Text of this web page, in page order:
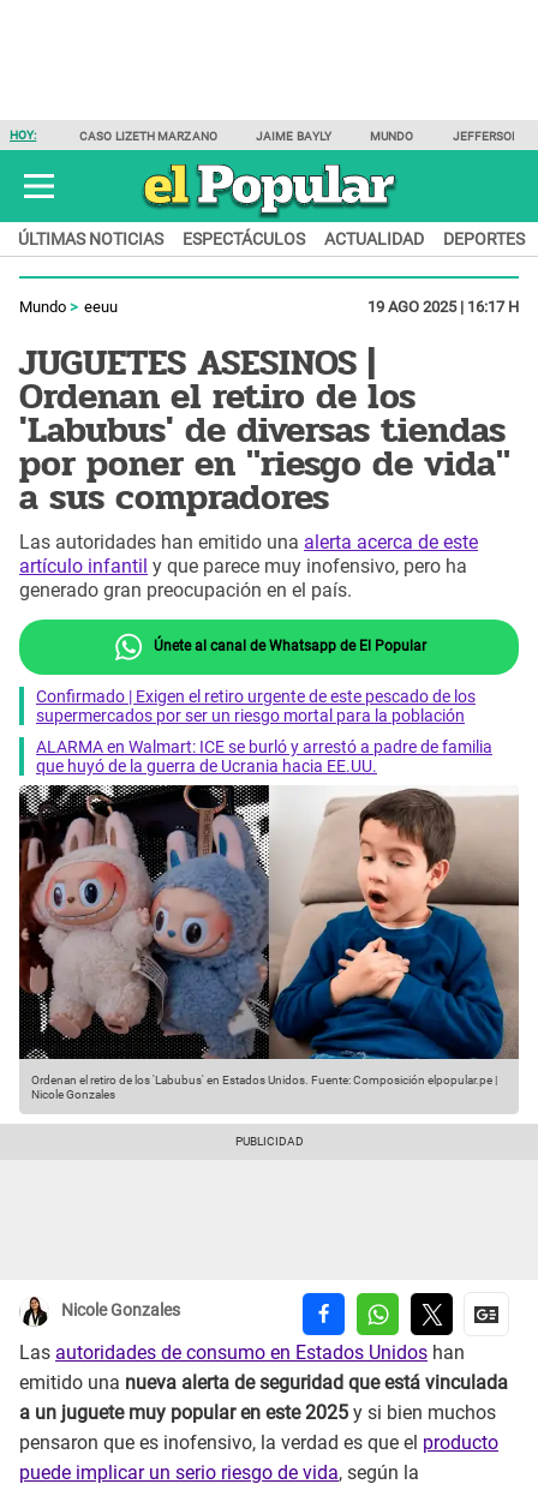
HOY: CASO LIZETH MARZANO JAIME BAYLY MUNDO JEFFERSON
ÚLTIMAS NOTICIAS ESPECTÁCULOS ACTUALIDAD DEPORTES
Mundo eeuu 19 AGO 2025 | 16:17 H
JUGUETES ASESINOS |
Ordenan el retiro de los
'Labubus' de diversas tiendas
por poner en "riesgo de vida"
a sus compradores
Las autoridades han emitido una alerta acerca de este
artículo infantil y que parece muy inofensivo, pero ha
generado gran preocupación en el país.
Únete al canal de Whatsapp de El Popular
Confirmado | Exigen el retiro urgente de este pescado de los
supermercados por ser un riesgo mortal para la población
ALARMA en Walmart: ICE se burló y arrestó a padre de familia
que huyó de la guerra de Ucrania hacia EE.UU.
Ordenan el retiro de los 'Labubus' en Estados Unidos. Fuente: Composición elpopular.pe |
Nicole Gonzales
Nicole Gonzales
Las autoridades de consumo en Estados Unidos han
emitido una nueva alerta de seguridad que está vinculada
a un juguete muy popular en este 2025 y si bien muchos
pensaron que es inofensivo, la verdad es que el producto
puede implicar un serio riesgo de vida, según la